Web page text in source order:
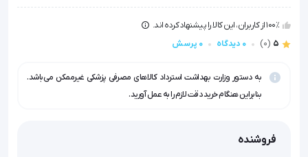
100٪ از کاربران، این کالا را پیشنهاد کرده اند.
5
(0) 0 دیدگاه 0 پرسش
به دستور وزارت بهداشت استرداد کالاهای مصرفی پزشکی غیرممکن می‌باشد.
بنابراین هنگام خرید دقت لازم را به عمل آورید.
فروشنده